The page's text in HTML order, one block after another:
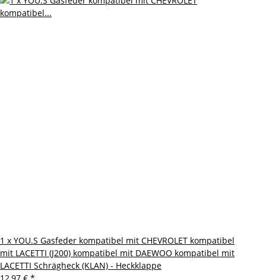
1 x YOU.S Gasfeder kompatibel mit CHEVROLET kompatibel
mit LACETTI (J200) kompatibel mit DAEWOO kompatibel mit
LACETTI Schrägheck (KLAN) - Heckklappe